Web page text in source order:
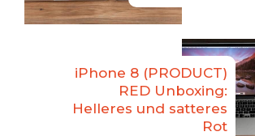
iPhone 8 (PRODUCT)
RED Unboxing:
Helleres und satteres
Rot